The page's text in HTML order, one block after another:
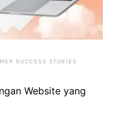
SUCCESS STORIES
Website yang